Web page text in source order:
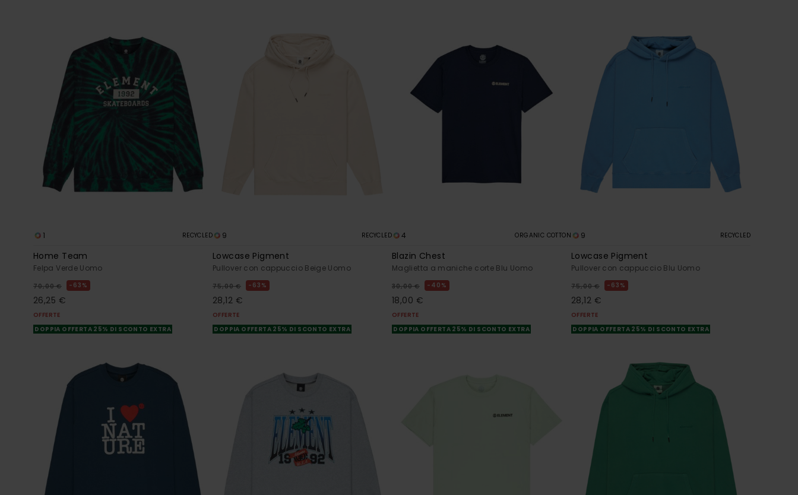
1 RECYCLED
Home Team
Felpa Verde Uomo
70,00 € 63%
26,25 €
OFFERTE
DOPPIA OFFERTA 25% DI SCONTO EXTRA
9 RECYCLED
Lowcase Pigment
Pullover con cappuccio Beige Uomo
75,00 € 63%
28,12 €
OFFERTE
DOPPIA OFFERTA 25% DI SCONTO EXTRA
4 ORGANIC COTTON
Blazin Chest
Maglietta a maniche corte Blu Uomo
30,00 € 40%
18,00 €
OFFERTE
DOPPIA OFFERTA 25% DI SCONTO EXTRA
9 RECYCLED
Lowcase Pigment
Pullover con cappuccio Blu Uomo
75,00 € 63%
28,12 €
OFFERTE
DOPPIA OFFERTA 25% DI SCONTO EXTRA